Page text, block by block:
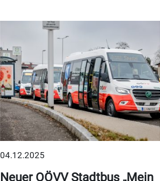
04.12.2025
Neuer OÖVV Stadtbus „Mein